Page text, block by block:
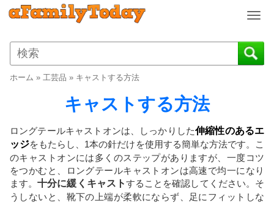
T
g
g
g
a
t
ホーム » 工芸品 » キャストする方法
キャストする方法
ロングテールキャストオンは、しっかりした伸縮性のあるエ
ッジをもたらし、1本の針だけを使用する簡単な方法です。こ
のキャストオンには多くのステップがありますが、一度コツ
をつかむと、ロングテールキャストオンは高速で均一になり
ます。十分に緩くキャストすることを確認してください。そ
うしないと、靴下の上端が柔軟にならず、足にフィットしな